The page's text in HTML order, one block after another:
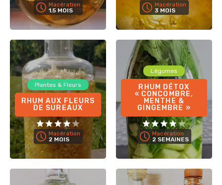
Macération
1.5 MOIS
Macération
3 MOIS
Plantes & Fleurs
RHUM AUX FLEURS
DE SUREAUX
Macération
2 MOIS
Légumes
RHUM DÉTOX
« CONCOMBRE,
MENTHE &
GINGEMBRE »
Macération
2 SEMAINES